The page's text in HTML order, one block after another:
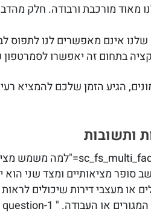
מורכבת ורבודה. חלק
אינם מאפשרים לנו לתפוס
בתחום זה יאפשרו
הגיע הזמן שלכם להמציא
ותשובות
מציאותיים ומצד שני הוא
או מעצבי דירות שיכולים